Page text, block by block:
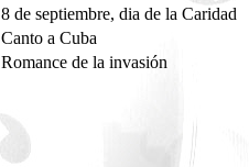
8 de septiembre, dia de la Caridad
Canto a Cuba
Romance de la invasión